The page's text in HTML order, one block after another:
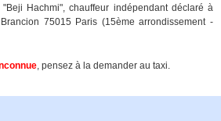
Hachmi", chauffeur indépendant déclaré à
75015 Paris (15ème arrondissement -
, pensez à la demander au taxi.